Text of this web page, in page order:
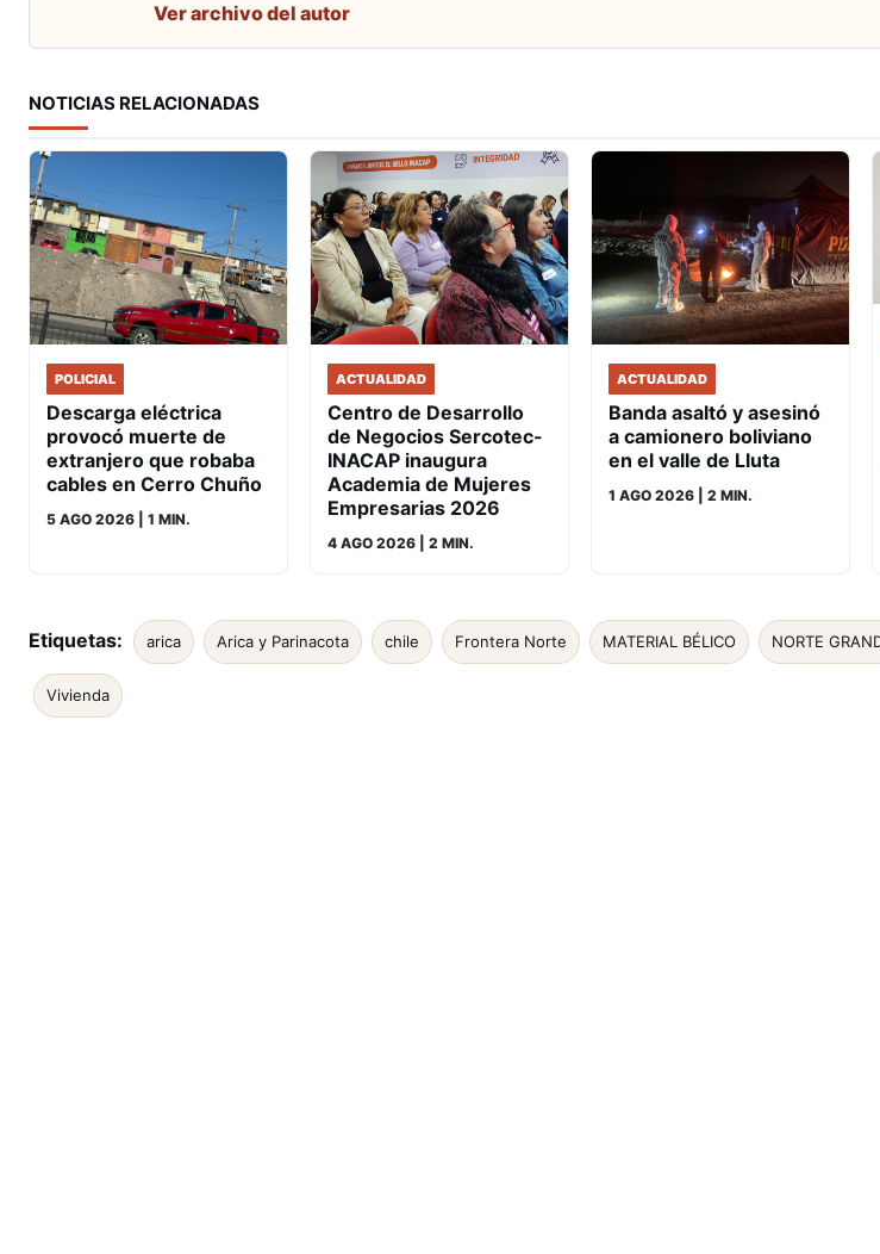
Ver archivo del autor
NOTICIAS RELACIONADAS
POLICIAL
Descarga eléctrica
provocó muerte de
extranjero que robaba
cables en Cerro Chuño
5 AGO 2026 | 1 MIN.
ACTUALIDAD
Centro de Desarrollo
de Negocios Sercotec-
INACAP inaugura
Academia de Mujeres
Empresarias 2026
4 AGO 2026 | 2 MIN.
ACTUALIDAD
Banda asaltó y asesinó
a camionero boliviano
en el valle de Lluta
1 AGO 2026 | 2 MIN.
Etiquetas: arica Arica y Parinacota chile Frontera Norte MATERIAL BÉLICO NORTE
Vivienda